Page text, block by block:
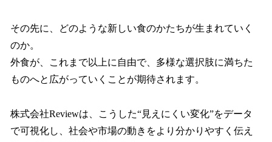
その先に、どのような新しい食のかたちが生まれていく
のか。
外食が、これまで以上に自由で、多様な選択肢に満ちた
ものへと広がっていくことが期待されます。
株式会社Reviewは、こうした“見えにくい変化”をデータ
で可視化し、社会や市場の動きをより分かりやすく伝え